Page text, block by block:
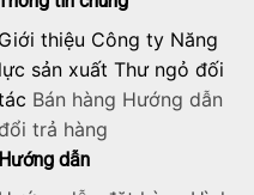
Giới thiệu Công ty Năng
lực sản xuất Thư ngỏ đối
Bán hàng Hướng dẫn
trả hàng
Hướng dẫn